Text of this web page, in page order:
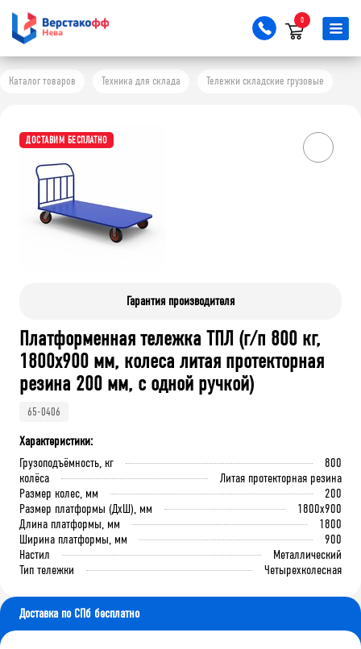
0
Каталог товаров Техника для склада Тележки складские грузовые
ДОСТАВИМ БЕСПЛАТНО
Гарантия производителя
Платформенная тележка ТПЛ (г/п 800 кг,
1800x900 мм, колеса литая протекторная
резина 200 мм, с одной ручкой)
65-0406
Характеристики:
Грузоподъёмность, кг
800
колёса
Литая протекторная резина
Размер колес, мм
200
Размер платформы (ДхШ), мм
1800x900
Длина платформы, мм
1800
Ширина платформы, мм
900
Настил
Металлический
Тип тележки
Четырехколесная
Доставка по СПб бесплатно